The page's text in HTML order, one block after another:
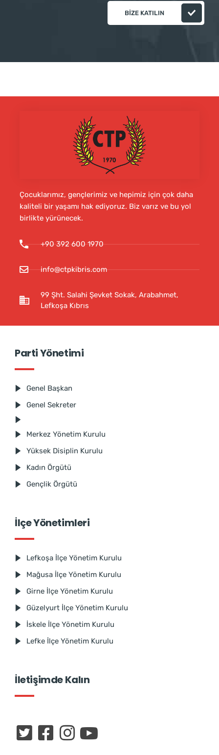
BIZE KATILIN
Çocuklarımız, gençlerimiz ve hepimiz için çok daha
kaliteli bir yaşamı hak ediyoruz. Biz varız ve bu yol
birlikte yürünecek.
+90 392 600 1970
info@ctpkibris.com
99 Şht. Salahi Şevket Sokak, Arabahmet,
Lefkoşa Kıbrıs
Parti Yönetimi
Genel Başkan
Genel Sekreter
Merkez Yönetim Kurulu
Yüksek Disiplin Kurulu
Kadın Örgütü
Gençlik Örgütü
İlçe Yönetimleri
Lefkoşa İlçe Yönetim Kurulu
Mağusa İlçe Yönetim Kurulu
Girne İlçe Yönetim Kurulu
Güzelyurt İlçe Yönetim Kurulu
İskele İlçe Yönetim Kurulu
Lefke İlçe Yönetim Kurulu
İletişimde Kalın